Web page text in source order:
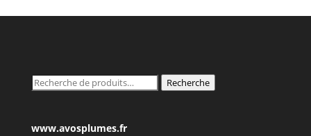
Recherche
Recherche
www.avosplumes.fr